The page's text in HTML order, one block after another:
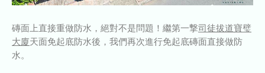
磚面上直接重做防水，絕對不是問題！繼第一撃司徒拔道寶璧
大廈天面免起底防水後 ，我們再次進行免起底磚面直接做防
水。